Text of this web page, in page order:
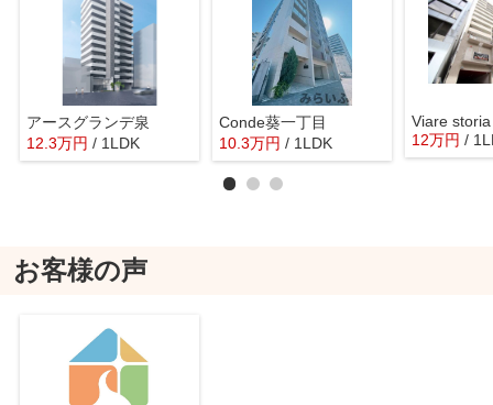
アースグランデ泉
12.3万円 / 1LDK
Conde葵一丁目
10.3万円 / 1LDK
Viare storia
12万円 /
お客様の声